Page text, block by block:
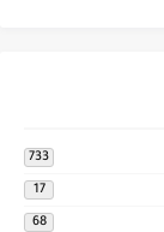
733
17
68